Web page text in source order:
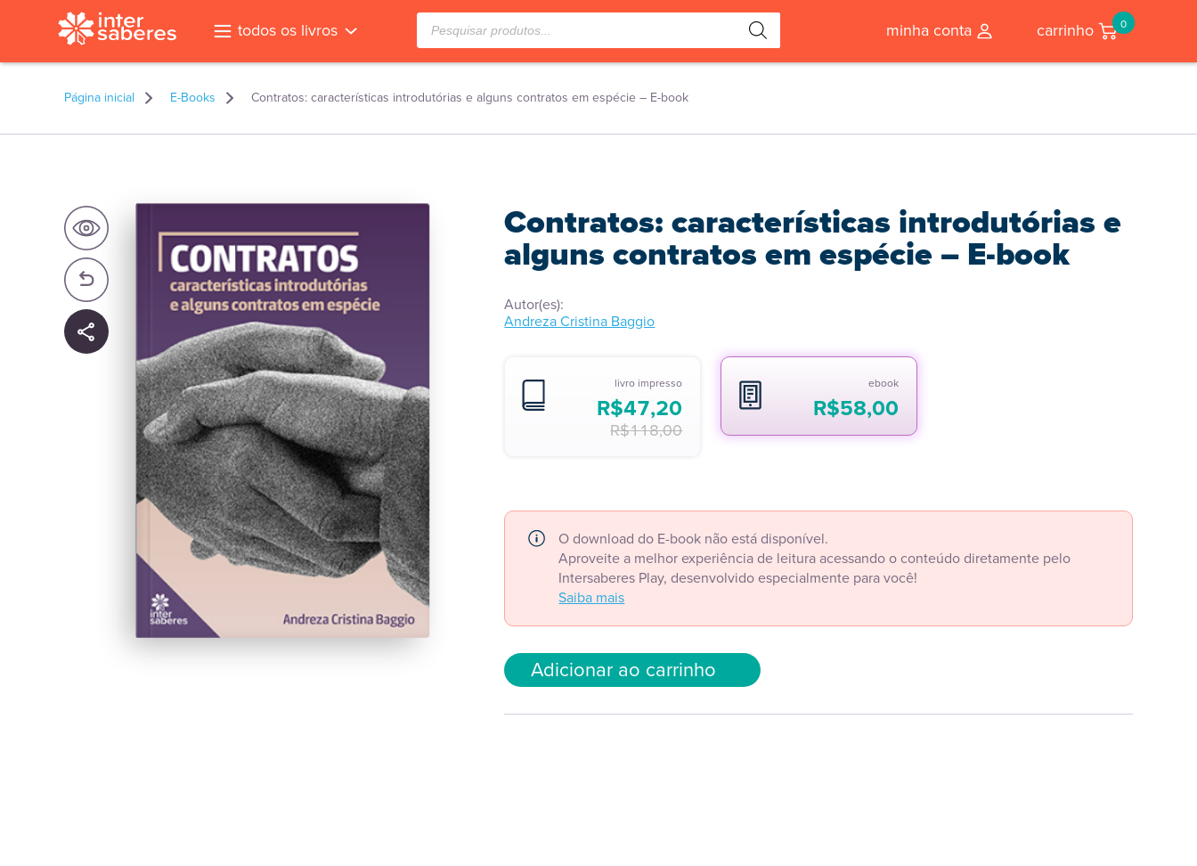
todos os livros Pesquisar
produtos minha conta carrinho 0
Página inicial E-Books Contratos: características introdutórias e alguns contratos em espécie – E-book
Contratos: características introdutórias e
alguns contratos em espécie – E-book
Autor(es):
Andreza Cristina Baggio
livro impresso
R$118,00
R$47,20
ebook
R$58,00
O download do E-book não está disponível.
Aproveite a melhor experiência de leitura acessando o conteúdo diretamente pelo
Intersaberes Play, desenvolvido especialmente para você!
Saiba mais
Adicionar ao carrinho